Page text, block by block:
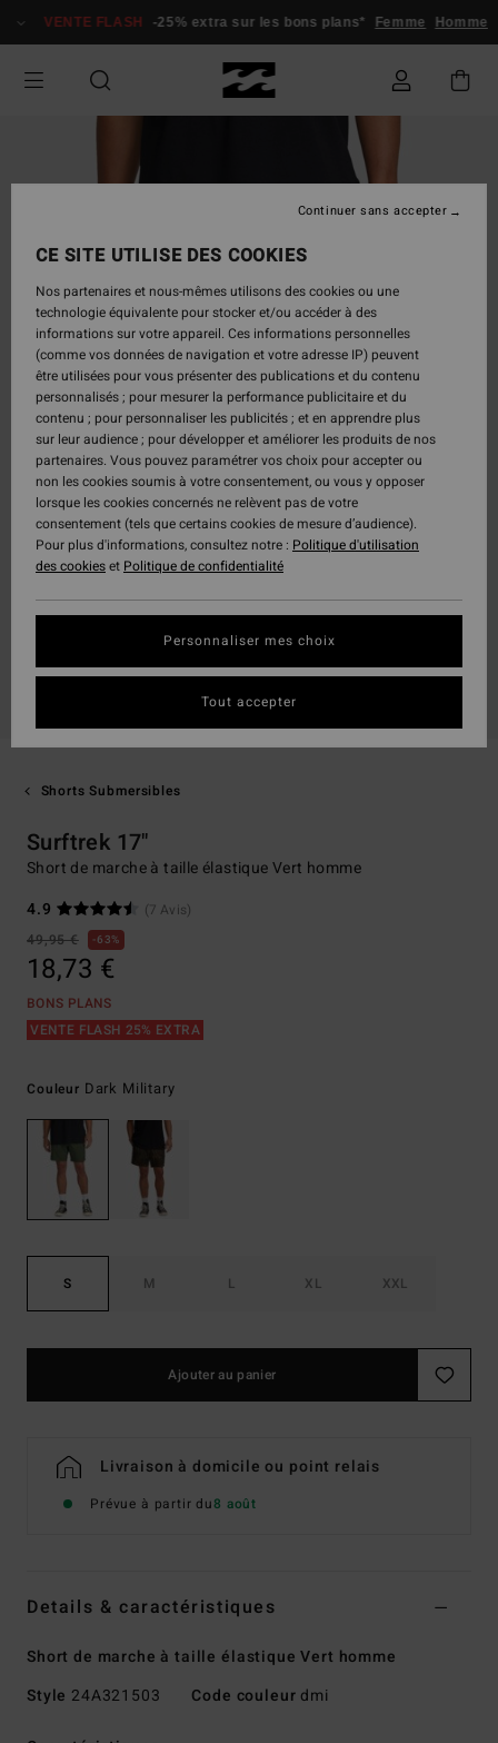
VENTE FLASH -25% extra sur les bons plans* Femme Homme
Shorts Submersibles
Surftrek 17"
Short de marche à taille élastique Vert homme
4.9
(7 Avis)
49,95 €
63%
18,73 €
BONS PLANS
VENTE FLASH 25% EXTRA
Couleur Dark Military
S M L XL XXL
Ajouter au panier
Livraison à domicile ou point relais
Prévue à partir du8 août
Details & caractéristiques
Short de marche à taille élastique Vert homme
Style 24A321503 Code couleur dmi
CE SITE UTILISE DES COOKIES
Nos partenaires et nous-mêmes utilisons des cookies ou une
technologie équivalente pour stocker et/ou accéder à des
informations sur votre appareil. Ces informations personnelles
(comme vos données de navigation et votre adresse IP) peuvent
être utilisées pour vous présenter des publications et du contenu
personnalisés ; pour mesurer la performance publicitaire et du
contenu ; pour personnaliser les publicités ; et en apprendre plus
sur leur audience ; pour développer et améliorer les produits de nos
partenaires. Vous pouvez paramétrer vos choix pour accepter ou
non les cookies soumis à votre consentement, ou vous y opposer
lorsque les cookies concernés ne relèvent pas de votre
consentement (tels que certains cookies de mesure d’audience).
Pour plus d'informations, consultez notre : Politique d'utilisation
des cookieset Politique de confidentialité
Personnaliser mes choix
Continuer sans accepter
Tout accepter